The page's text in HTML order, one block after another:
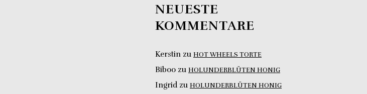
NEUESTE
KOMMENTARE
Kerstin zu HOT WHEELS TORTE
Biboo zu HOLUNDERBLÜTEN HONIG
Ingrid zu HOLUNDERBLÜTEN HONIG